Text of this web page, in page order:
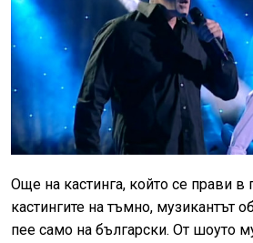
Още на кастинга, който се прави в
кастингите на тъмно, музикантът
пее само на български. От шоуто